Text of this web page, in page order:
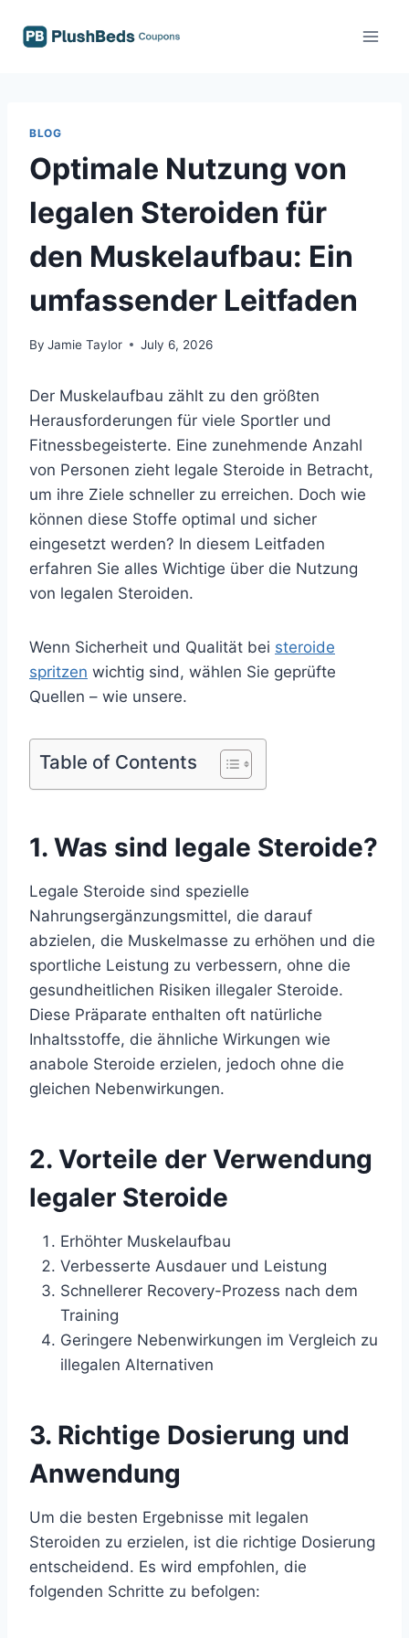
BLOG
Optimale Nutzung von
legalen Steroiden für
den Muskelaufbau: Ein
umfassender Leitfaden
By Jamie Taylor July 6, 2026
Der Muskelaufbau zählt zu den größten
Herausforderungen für viele Sportler und
Fitnessbegeisterte. Eine zunehmende Anzahl
von Personen zieht legale Steroide in Betracht,
um ihre Ziele schneller zu erreichen. Doch wie
können diese Stoffe optimal und sicher
eingesetzt werden? In diesem Leitfaden
erfahren Sie alles Wichtige über die Nutzung
von legalen Steroiden.
Wenn Sicherheit und Qualität bei steroide
spritzen wichtig sind, wählen Sie geprüfte
Quellen – wie unsere.
Table of Contents
1. Was sind legale Steroide?
Legale Steroide sind spezielle
Nahrungsergänzungsmittel, die darauf
abzielen, die Muskelmasse zu erhöhen und die
sportliche Leistung zu verbessern, ohne die
gesundheitlichen Risiken illegaler Steroide.
Diese Präparate enthalten oft natürliche
Inhaltsstoffe, die ähnliche Wirkungen wie
anabole Steroide erzielen, jedoch ohne die
gleichen Nebenwirkungen.
2. Vorteile der Verwendung
legaler Steroide
Erhöhter Muskelaufbau
Verbesserte Ausdauer und Leistung
Schnellerer Recovery-Prozess nach dem
Training
Geringere Nebenwirkungen im Vergleich zu
illegalen Alternativen
3. Richtige Dosierung und
Anwendung
Um die besten Ergebnisse mit legalen
Steroiden zu erzielen, ist die richtige Dosierung
entscheidend. Es wird empfohlen, die
folgenden Schritte zu befolgen: